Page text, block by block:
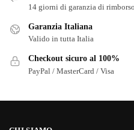
14 giorni di garanzia di rimborso
Garanzia Italiana
Valido in tutta Italia
Checkout sicuro al 100%
PayPal / MasterCard / Visa